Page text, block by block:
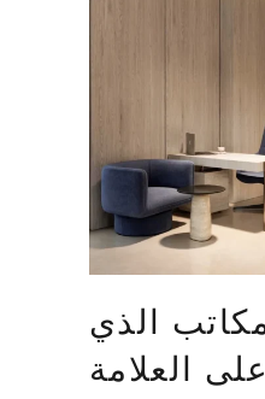
الذي
العلامة